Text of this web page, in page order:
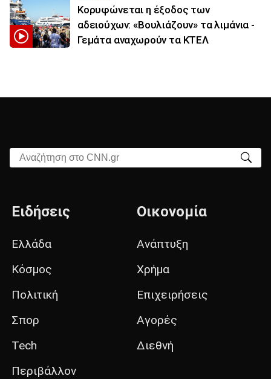
Κορυφώνεται η έξοδος των
αδειούχων: «Βουλιάζουν» τα λιμάνια -
Γεμάτα αναχωρούν τα ΚΤΕΛ
Αναζήτηση στο CNN.gr
Ειδήσεις
Ελλάδα
Κόσμος
Πολιτική
Σπορ
Tech
Περιβάλλον
Οικονομία
Ανάπτυξη
Χρήμα
Επιχειρήσεις
Αγορές
Διεθνή